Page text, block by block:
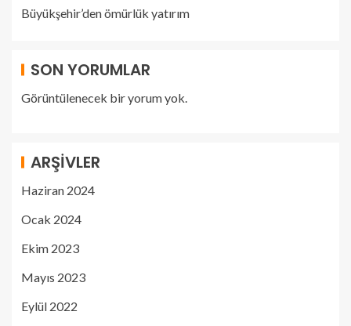
Büyükşehir’den ömürlük yatırım
SON YORUMLAR
Görüntülenecek bir yorum yok.
ARŞIVLER
Haziran 2024
Ocak 2024
Ekim 2023
Mayıs 2023
Eylül 2022